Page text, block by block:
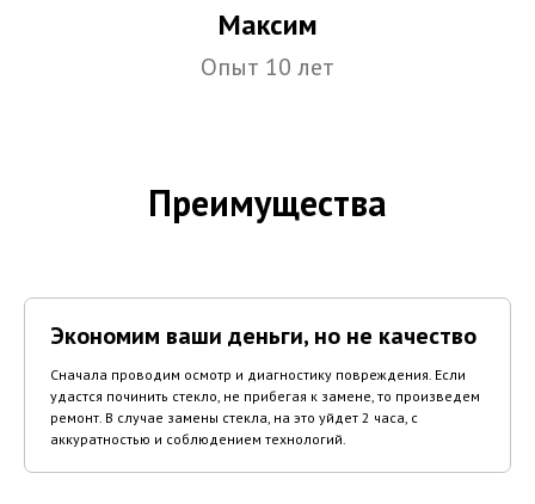
Максим
Опыт 10 лет
Преимущества
Экономим ваши деньги, но не качество
Сначала проводим осмотр и диагностику повреждения. Если
удастся починить стекло, не прибегая к замене, то произведем
ремонт. В случае замены стекла, на это уйдет 2 часа, с
аккуратностью и соблюдением технологий.